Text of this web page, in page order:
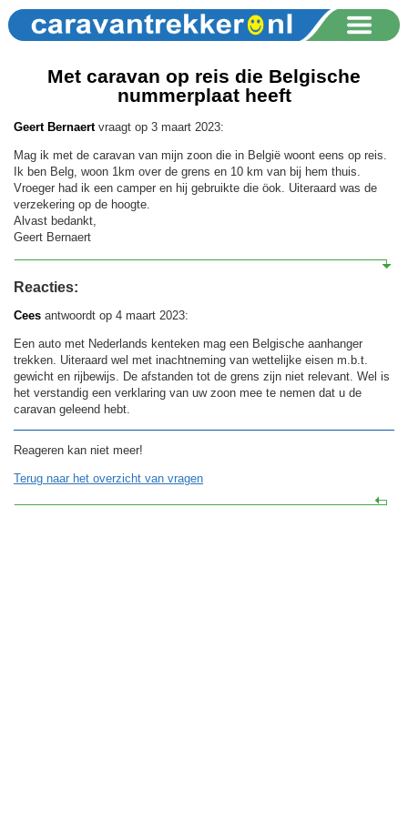
Met caravan op reis die Belgische
nummerplaat heeft
Geert Bernaertvraagt op 3 maart 2023:
Mag ik met de caravan van mijn zoon die in België woont eens op reis.
Ik ben Belg, woon 1km over de grens en 10 km van bij hem thuis.
Vroeger had ik een camper en hij gebruikte die öok. Uiteraard was de
verzekering op de hoogte.
Alvast bedankt,
Geert Bernaert
Reacties:
Cees antwoordt op 4 maart 2023:
Een auto met Nederlands kenteken mag een Belgische aanhanger
trekken. Uiteraard wel met inachtneming van wettelijke eisen m.b.t.
gewicht en rijbewijs. De afstanden tot de grens zijn niet relevant. Wel is
het verstandig een verklaring van uw zoon mee te nemen dat u de
caravan geleend hebt.
Reageren kan niet meer!
Terug naar het overzicht van vragen